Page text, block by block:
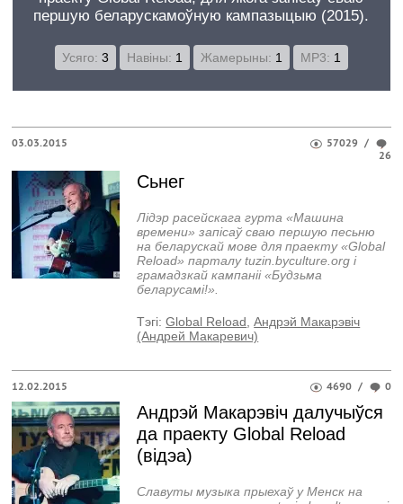
першую беларускамоўную кампазыцыю (2015).
Усяго: 3 Навіны: 1 Жамерыны: 1 MP3: 1
57029 /
26
03.03.2015
Сьнег
Лідэр расейскага гурта «Машина
времени» запісаў сваю першую песьню
на беларускай мове для праекту «Global
Reload» парталу tuzin.byculture.org і
грамадзкай кампаніі «Будзьма
беларусамі!».
Тэгi:Global Reload ,Андрэй Макарэвіч
(Андрей Макаревич)
4690 / 0
12.02.2015
Андрэй Макарэвіч далучыўся
да праекту Global Reload
(відэа)
Славуты музыка прыехаў у Менск на